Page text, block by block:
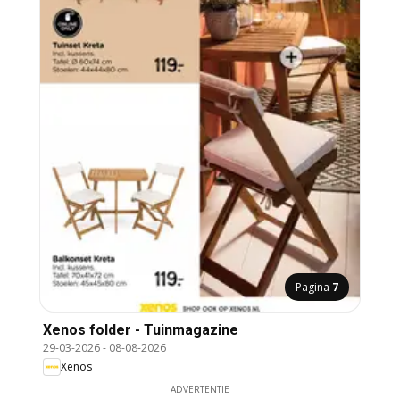
Pagina 7
Xenos folder - Tuinmagazine
29-03-2026- 08-08-2026
Xenos
ADVERTENTIE